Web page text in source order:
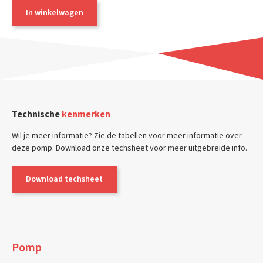
In winkelwagen
Technischekenmerken
Wil je meer informatie? Zie de tabellen voor meer informatie over
deze pomp. Download onze techsheet voor meer uitgebreide info.
Download techsheet
Pomp